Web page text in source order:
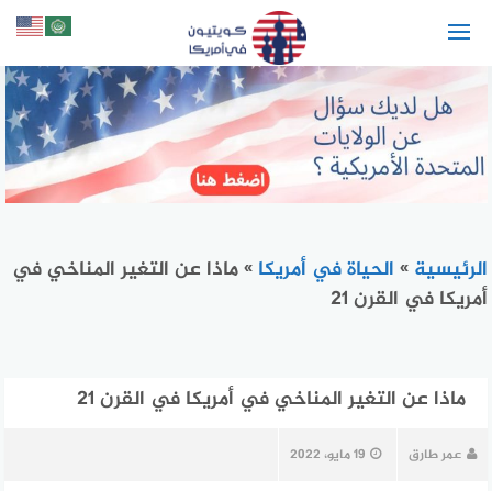
الرئيسية » الحياة في أمريكا »ماذا عن التغير المناخي في
أمريكا في القرن 21
ماذا عن التغير المناخي في أمريكا في القرن 21
عمر طارق 19 مايو، 2022